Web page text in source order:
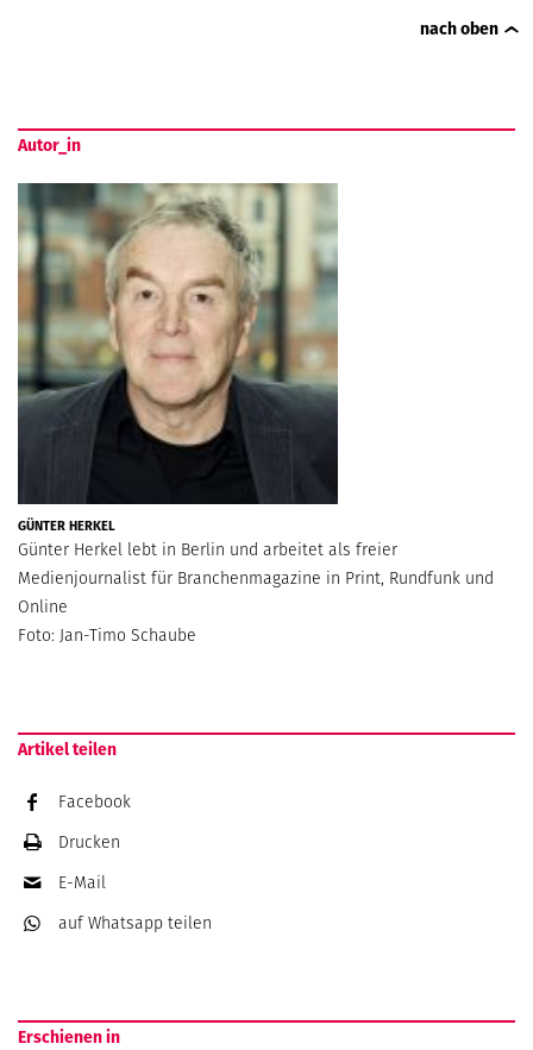
nach oben
Autor_in
GÜNTER HERKEL
Günter Herkel lebt in Berlin und arbeitet als freier
Medienjournalist für Branchenmagazine in Print, Rundfunk und
Online
Foto: Jan-Timo Schaube
Artikel teilen
Facebook
Drucken
E-Mail
auf Whatsapp teilen
Erschienen in